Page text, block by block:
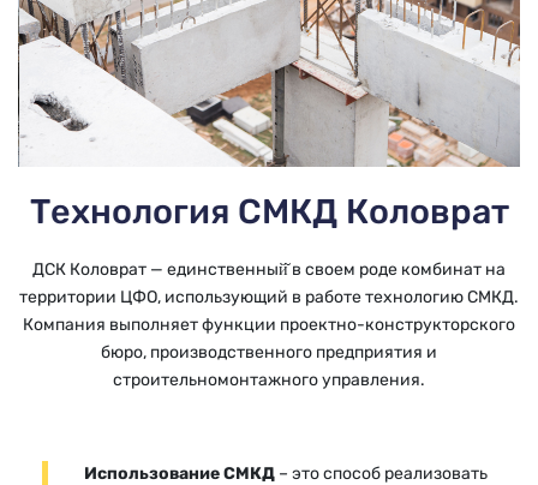
Технология СМКД Коловрат
ДСК Коловрат — единственный̆ в своем роде комбинат на
территории ЦФО, использующий в работе технологию СМКД.
Компания выполняет функции проектно-конструкторского
бюро, производственного предприятия и
строительномонтажного управления.
Использование СМКД – это способ реализовать